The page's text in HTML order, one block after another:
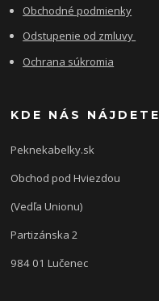
Obchodné podmienky
Odstupenie od zmluvy
Ochrana súkromia
KDE NÁS NÁJDETE
Peknekabelky.sk
Obchod pod Hviezdou
(Vedľa Unionu)
Partizánska 2
984 01 Lučenec